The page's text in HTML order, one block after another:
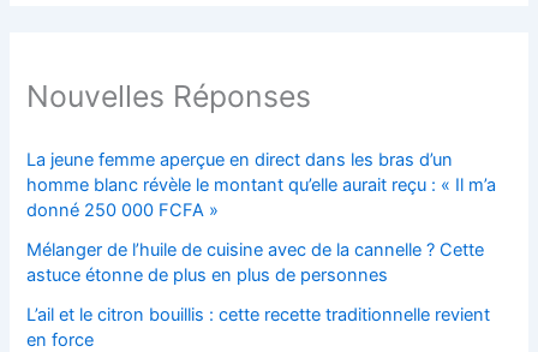
Nouvelles Réponses
La jeune femme aperçue en direct dans les bras d’un
homme blanc révèle le montant qu’elle aurait reçu : « Il m’a
donné 250 000 FCFA »
Mélanger de l’huile de cuisine avec de la cannelle ? Cette
astuce étonne de plus en plus de personnes
L’ail et le citron bouillis : cette recette traditionnelle revient
en force